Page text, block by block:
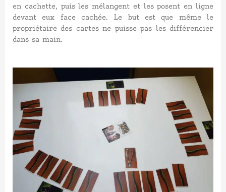
en cachette, puis les mélangent et les posent en ligne
devant eux face cachée. Le but est que même le
propriétaire des cartes ne puisse pas les différencier
dans sa main.